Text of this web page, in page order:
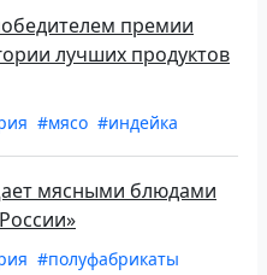
премии
лучших продуктов
#мясо #индейка
мясными блюдами
#полуфабрикаты